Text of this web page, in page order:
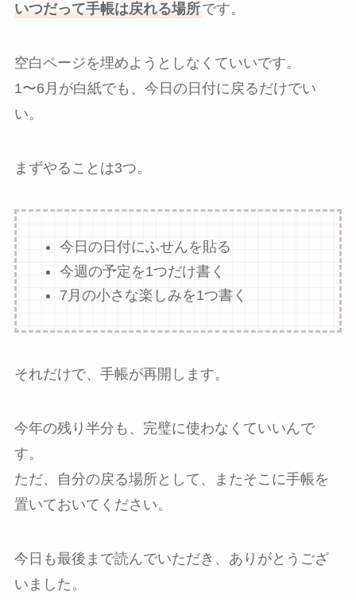
いつだって手帳は戻れる場所です。
空白ページを埋めようとしなくていいです。
1〜6月が白紙でも、今日の日付に戻るだけでい
い。
まずやることは3つ。
今日の日付にふせんを貼る
今週の予定を1つだけ書く
7月の小さな楽しみを1つ書く
それだけで、手帳が再開します。
今年の残り半分も、完璧に使わなくていいんで
す。
ただ、自分の戻る場所として、またそこに手帳を
置いておいてください。
今日も最後まで読んでいただき、ありがとうござ
いました。